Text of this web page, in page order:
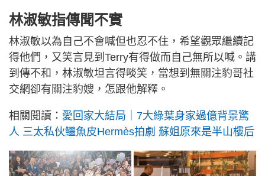
林淑敏指傳聞不實
林淑敏以為自己不會喊但也忍不住，希望觀眾繼續記
得他們，又笑言見到Terry有得做而自己無所以喊。講
到傳不和，林淑敏坦言得啖笑，當想到無關注豹哥社
交網卻有關注豹嫂，怎跟他解釋。
相關閱讀： 愛回家大結局｜7大綠葉身家過億背景驚
人 三太私伙鱷魚皮Hermès拍劇 蘇姐原來是半山樓后